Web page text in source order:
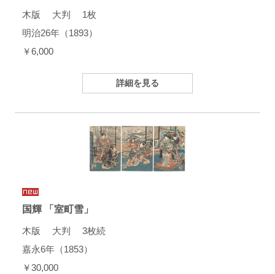
木版 大判 1枚
明治26年（1893）
￥6,000
詳細を見る
国輝 「室町雪」
木版 大判 3枚続
嘉永6年（1853）
￥30,000